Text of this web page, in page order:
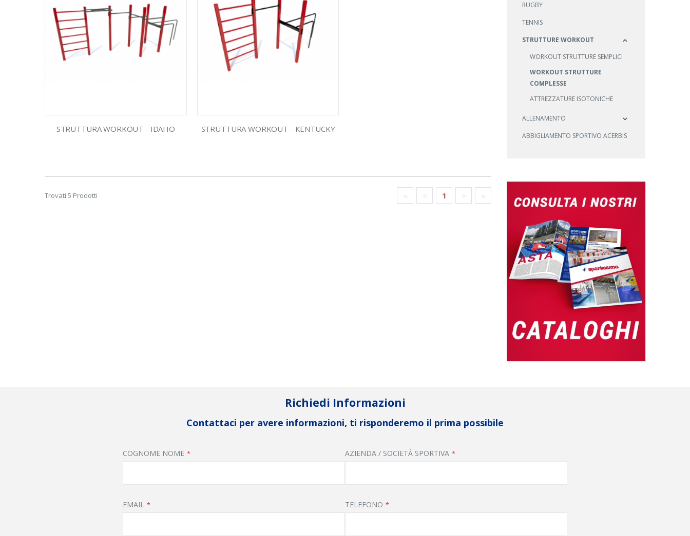
STRUTTURA WORKOUT - IDAHO STRUTTURA WORKOUT - KENTUCKY
Trovati 5 Prodotti 1
RUGBY
TENNIS
STRUTTURE WORKOUT
WORKOUT STRUTTURE SEMPLICI
WORKOUT STRUTTURE
COMPLESSE
ATTREZZATURE ISOTONICHE
ALLENAMENTO
ABBIGLIAMENTO SPORTIVO ACERBIS
Richiedi Informazioni
Contattaci per avere informazioni, ti risponderemo il prima possibile
COGNOME NOME AZIENDA / SOCIETÀ SPORTIVA
EMAIL TELEFONO